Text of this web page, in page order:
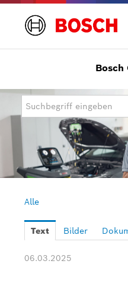
Presseinformationen
Allgemein/
Bosch
eBike Systems
Mobility
Power Tools
Bosch
Alle
Text Bilder
06.03.2025